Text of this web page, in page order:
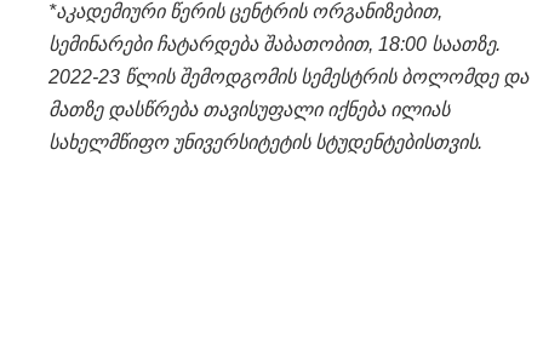
*აკადემიური წერის ცენტრის ორგანიზებით,
სემინარები ჩატარდება შაბათობით, 18:00 საათზე.
2022-23 წლის შემოდგომის სემესტრის ბოლომდე და
მათზე დასწრება თავისუფალი იქნება ილიას
სახელმწიფო უნივერსიტეტის სტუდენტებისთვის.